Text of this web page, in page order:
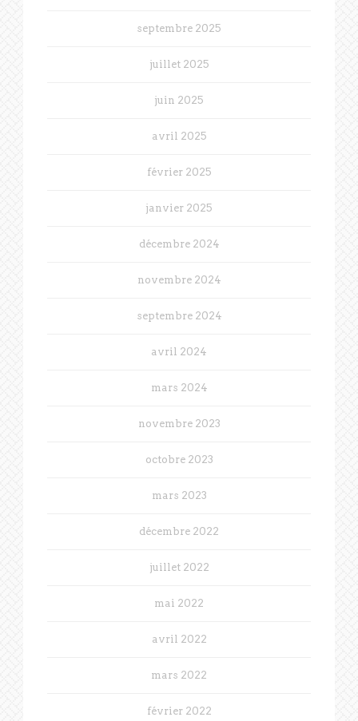
septembre 2025
juillet 2025
juin 2025
avril 2025
février 2025
janvier 2025
décembre 2024
novembre 2024
septembre 2024
avril 2024
mars 2024
novembre 2023
octobre 2023
mars 2023
décembre 2022
juillet 2022
mai 2022
avril 2022
mars 2022
février 2022